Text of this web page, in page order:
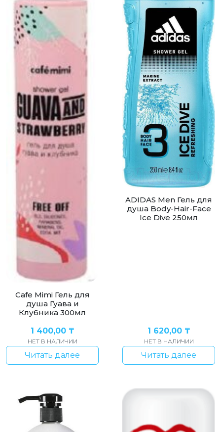
Cafe Mimi Гель для
душа Гуава и
Клубника 300мл
1 400,00 ₸
НЕТ В НАЛИЧИИ
Читать далее
ADIDAS Men Гель для
душа Body-Hair-Face
Ice Dive 250мл
1 620,00 ₸
НЕТ В НАЛИЧИИ
Читать далее